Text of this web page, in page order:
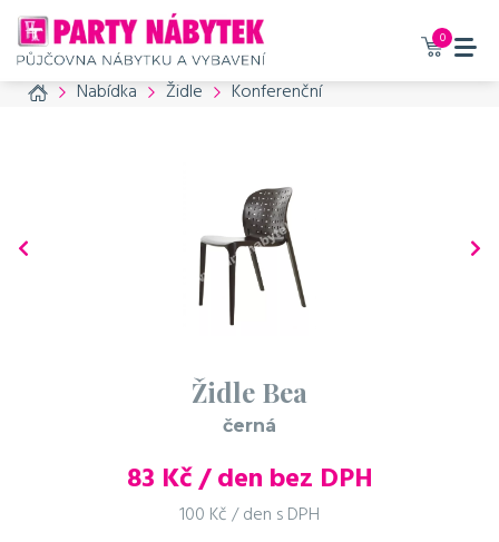
0
Home Nabídka Židle Konferenční
Židle Bea
černá
83 Kč / den bez DPH
100 Kč / den s DPH